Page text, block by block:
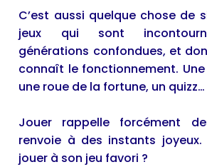
C’est aussi quelque chose de
jeux qui sont
générations confondues, et
connaît le fonctionnement.
une roue de la fortune, un quizz…
Jouer rappelle forcément
renvoie à des instants joyeux.
jouer à son jeu favori ?